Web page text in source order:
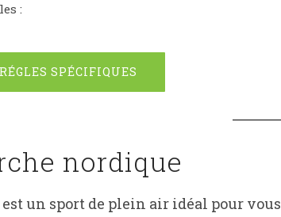
:
RÉGLES SPÉCIFIQUES
nordique
un sport de plein air idéal pour vous